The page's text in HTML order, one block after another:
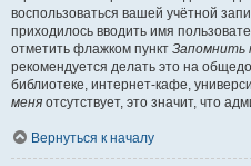
воспользоваться вашей учётной
приходилось вводить имя
отметить флажком пункт Запомнить
рекомендуется делать это на
библиотеке, интернет-кафе,
меня отсутствует, это значит, что
Вернуться к началу